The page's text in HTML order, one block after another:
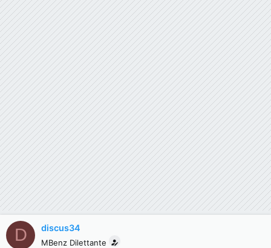
D discus34
MBenz Dilettante